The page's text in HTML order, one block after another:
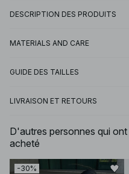
DESCRIPTION DES PRODUITS
MATERIALS AND CARE
GUIDE DES TAILLES
LIVRAISON ET RETOURS
D'autres personnes qui
acheté
-30%